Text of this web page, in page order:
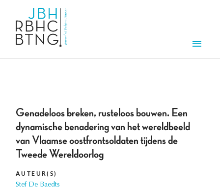
Genadeloos breken, rusteloos bouwen. Een
dynamische benadering van het wereldbeeld
van Vlaamse oostfrontsoldaten tijdens de
Tweede Wereldoorlog
AUTEUR(S)
Stef De Baedts